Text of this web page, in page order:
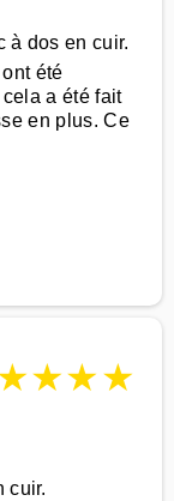
à dos en cuir.
été
a été fait
en plus. Ce
★★★
cuir.